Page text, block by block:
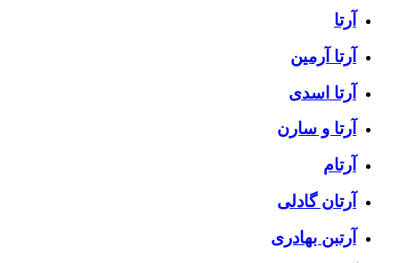
آرتا
آرتا آرمین
آرتا اسدی
آرتا و سارن
آرتام
آرتان گادلی
آرتبن بهادری